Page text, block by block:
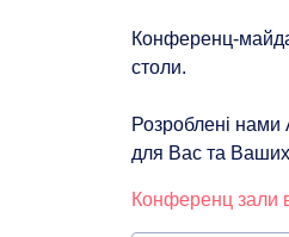
Конференц-
столи.
Розроблені нами
для Вас та Ваших
Конференц зали